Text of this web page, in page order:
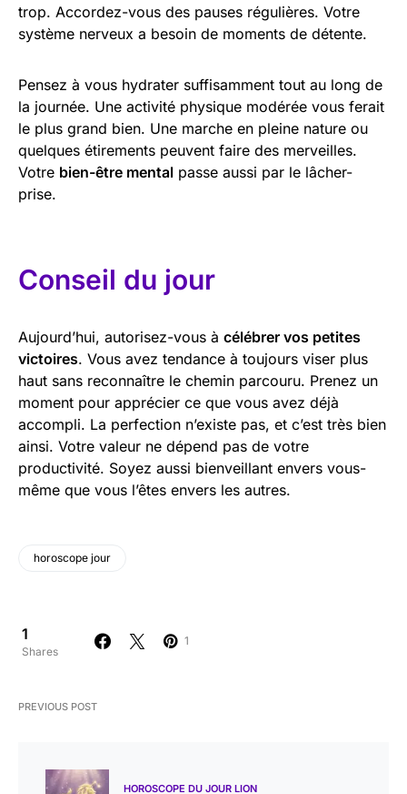
trop. Accordez-vous des pauses régulières. Votre
système nerveux a besoin de moments de détente.
Pensez à vous hydrater suffisamment tout au long de
la journée. Une activité physique modérée vous ferait
le plus grand bien. Une marche en pleine nature ou
quelques étirements peuvent faire des merveilles.
Votre bien-être mental passe aussi par le lâcher-
prise.
Conseil du jour
Aujourd’hui, autorisez-vous à célébrer vos petites
victoires. Vous avez tendance à toujours viser plus
haut sans reconnaître le chemin parcouru. Prenez un
moment pour apprécier ce que vous avez déjà
accompli. La perfection n’existe pas, et c’est très bien
ainsi. Votre valeur ne dépend pas de votre
productivité. Soyez aussi bienveillant envers vous-
même que vous l’êtes envers les autres.
horoscope jour
1
Shares
1
PREVIOUS POST
HOROSCOPE DU JOUR LION